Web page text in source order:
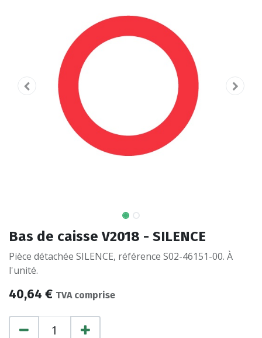
Bas de caisse V2018 - SILENCE
Pièce détachée SILENCE, référence S02-46151-00. À
l'unité.
40,64 € TVA comprise